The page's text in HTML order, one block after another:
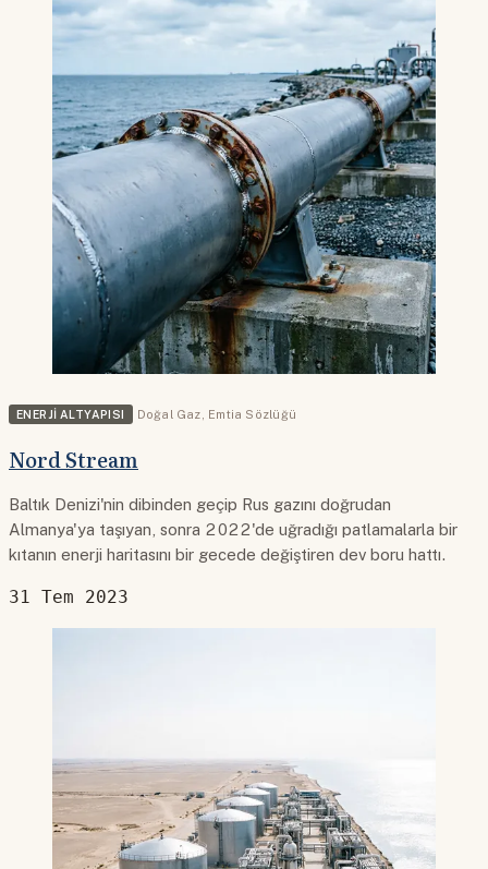
ENERJI ALTYAPISI Doğal Gaz, Emtia Sözlüğü
Nord Stream
Baltık Denizi'nin dibinden geçip Rus gazını doğrudan
Almanya'ya taşıyan, sonra 2022'de uğradığı patlamalarla bir
kıtanın enerji haritasını bir gecede değiştiren dev boru hattı.
31 Tem 2023